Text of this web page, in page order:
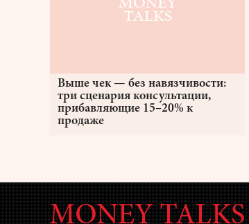
Выше чек — без навязчивости:
три сценария консультации,
прибавляющие 15–20% к
продаже